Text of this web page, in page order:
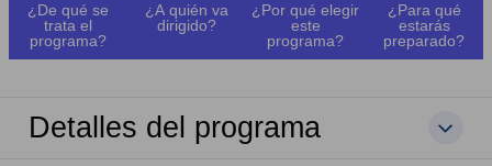
¿De qué se
trata el
programa?
¿A quién va
dirigido?
¿Por qué elegir
este
programa?
¿Para qué
estarás
preparado?
Detalles del programa